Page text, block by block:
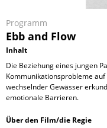
Programm
Ebb and Flow
Inhalt
Die Beziehung eines jungen
Kommunikationsprobleme
wechselnder Gewässer
emotionale Barrieren.
Über den Film/die Regie